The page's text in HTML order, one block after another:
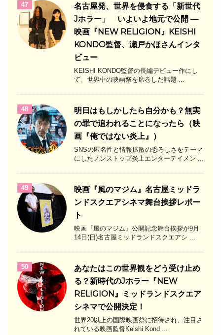
47
名古屋発、世界を侵食する「新世代
Jホラー」 いよいよ地元で公開 —
映画『NEW RELIGION』KEISHI
KONDO監督、瀬戸かほさんインタ
ビュー
KEISHI KONDO監督の長編デビュー作にし
て、世界中の映画祭を席巻した話題 ...
48
明日はもしかしたら自分かも？無実
の罪で追われることになったら（映
画『俺ではない炎上』）
SNSの匿名性と情報拡散の恐ろしさをテーマ
にしたノンストップ炎上エンターテイメン ...
49
映画『風のマジム』名古屋ミッドラ
ンドスクエアシネマ舞台挨拶レポー
ト
映画『風のマジム』公開記念舞台挨拶が9月
14日(日)名古屋ミッドランドスクエアシ ...
50
あなたはこの世界観をどう受け止め
る？新時代のJホラー『NEW
RELIGION』ミッドランドスクエア
シネマで公開決定！
世界20以上の国際映画祭に招待され、注目さ
れている映画監督Keishi Kond ...